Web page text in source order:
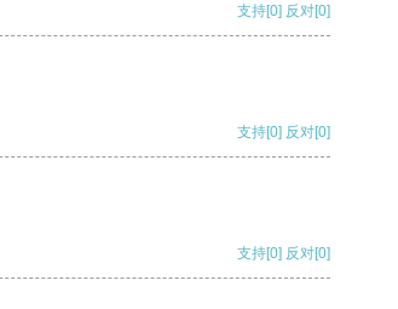
支持[0] 反对[0]
支持[0] 反对[0]
支持[0] 反对[0]